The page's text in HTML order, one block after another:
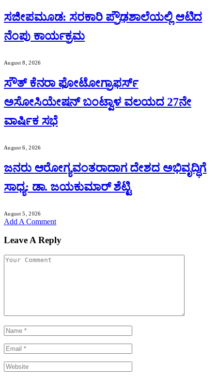
ಸಜೀಪಮೂಡ: ಸರಕಾರಿ ಪ್ರೌಢಶಾಲೆಯಲ್ಲಿ ಆಟಿದ
ನೆಂಪು ಕಾರ್ಯಕ್ರಮ
August 8, 2026
ಸೌತ್ ಕೆನರಾ ಫೋಟೋಗ್ರಾಫರ್ಸ್
ಅಸೋಸಿಯೇಷನ್ ಬಂಟ್ವಾಳ ವಲಯದ 27ನೇ
ವಾರ್ಷಿಕ ಸಭೆ
August 6, 2026
ಜನರು ಆರೋಗ್ಯವಂತರಾದಾಗ ದೇಶದ ಅಭಿವೃದ್ಧಿಗೆ
ಸಾಧ್ಯ: ಡಾ. ಜಯಕುಮಾರ್ ಶೆಟ್ಟಿ
August 5, 2026
Add A Comment
Leave A Reply